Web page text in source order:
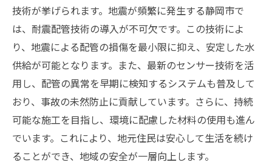
技術が挙げられます。地震が頻繁に発生する静岡市で
は、耐震配管技術の導入が不可欠です。この技術によ
り、地震による配管の損傷を最小限に抑え、安定した水
供給が可能となります。また、最新のセンサー技術を活
用し、配管の異常を早期に検知するシステムも普及して
おり、事故の未然防止に貢献しています。さらに、持続
可能な施工を目指し、環境に配慮した材料の使用も進ん
でいます。これにより、地元住民は安心して生活を続け
ることができ、地域の安全が一層向上します。